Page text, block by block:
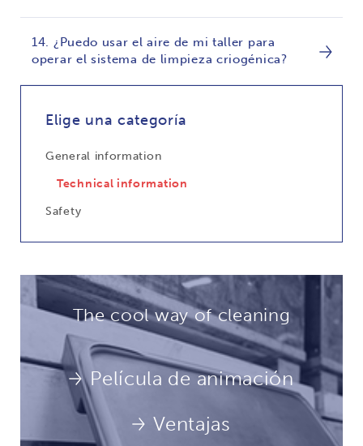
14. ¿Puedo usar el aire de mi taller para
operar el sistema de limpieza criogénica?
Elige una categoría
General information
Technical information
Safety
The cool way of cleaning
Película de animación
Ventajas